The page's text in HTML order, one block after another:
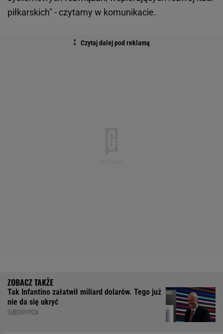
piłkarskich" - czytamy w komunikacie.
Tak Infantino załatwił miliard dolarów. Tego już
nie da się ukryć
SUBSKRYPCJA